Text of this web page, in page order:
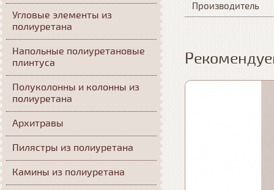
Производитель
Угловые элементы из
полиуретана
Напольные полиуретановые
плинтуса
Полуколонны и колонны из
полиуретана
Архитравы
Пилястры из полиуретана
Камины из полиуретана